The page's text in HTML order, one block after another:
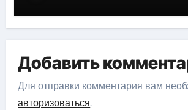
Добавить
Для отправки комментария вам
авторизоваться.